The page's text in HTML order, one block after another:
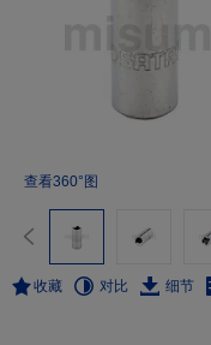
查看360°图
收藏 对比 细节